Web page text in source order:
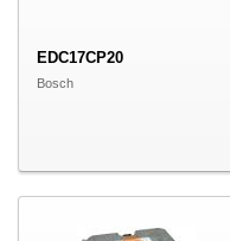
EDC17CP20
Bosch